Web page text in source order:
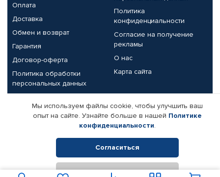
Оплата
Доставка
Обмен и возврат
Гарантия
Договор-оферта
Политика обработки
персональных данных
Политика
конфиденциальности
Согласие на получение
рекламы
О нас
Карта сайта
Партнерам
Корпоративным клиентам
Поставщикам
Реквизиты компании
© КАМАЗ ЦЕНТР ДОНЕЦК, 2015-2026. Все права защищены.
Мы используем файлы cookie, чтобы улучшить ваш
опыт на сайте. Узнайте больше в нашей Политике
конфиденциальности.
Согласиться
Отклонить